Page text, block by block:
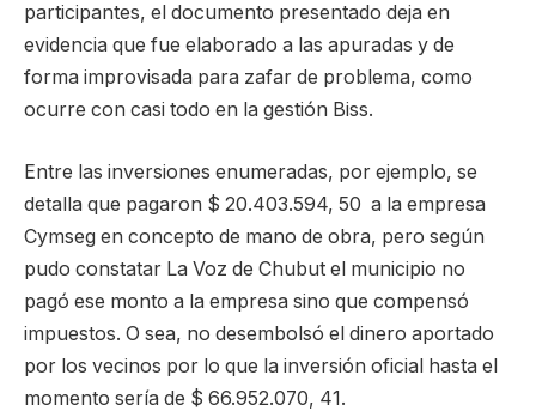
participantes, el documento presentado deja en
evidencia que fue elaborado a las apuradas y de
forma improvisada para zafar de problema, como
ocurre con casi todo en la gestión Biss.
Entre las inversiones enumeradas, por ejemplo, se
detalla que pagaron $ 20.403.594, 50 a la empresa
Cymseg en concepto de mano de obra, pero según
pudo constatar La Voz de Chubut el municipio no
pagó ese monto a la empresa sino que compensó
impuestos. O sea, no desembolsó el dinero aportado
por los vecinos por lo que la inversión oficial hasta el
momento sería de $ 66.952.070, 41.